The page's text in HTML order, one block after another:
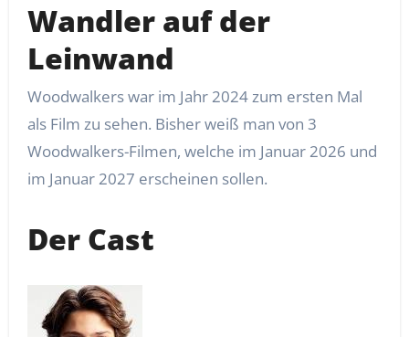
Wandler auf der
Leinwand
Woodwalkers war im Jahr 2024 zum ersten Mal
als Film zu sehen. Bisher weiß man von 3
Woodwalkers-Filmen, welche im Januar 2026 und
im Januar 2027 erscheinen sollen.
Der Cast